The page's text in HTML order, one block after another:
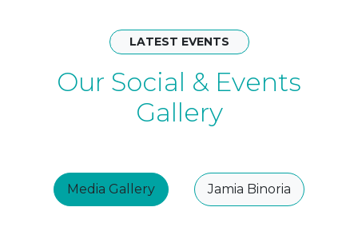
LATEST EVENTS
Our Social & Events
Gallery
Media Gallery Jamia Binoria